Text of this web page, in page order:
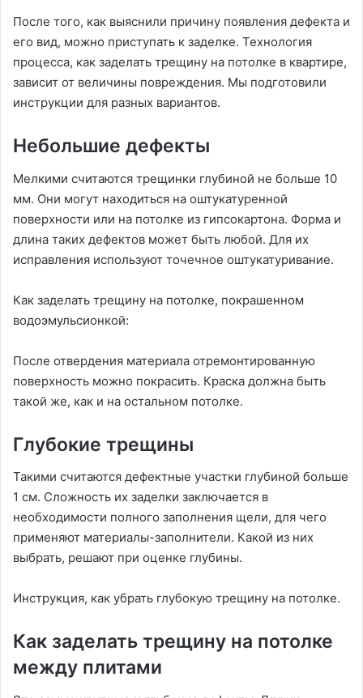
После того, как выяснили причину появления дефекта и
его вид, можно приступать к заделке. Технология
процесса, как заделать трещину на потолке в квартире,
зависит от величины повреждения. Мы подготовили
инструкции для разных вариантов.
Небольшие дефекты
Мелкими считаются трещинки глубиной не больше 10
мм. Они могут находиться на оштукатуренной
поверхности или на потолке из гипсокартона. Форма и
длина таких дефектов может быть любой. Для их
исправления используют точечное оштукатуривание.
Как заделать трещину на потолке, покрашенном
водоэмульсионкой:
После отвердения материала отремонтированную
поверхность можно покрасить. Краска должна быть
такой же, как и на остальном потолке.
Глубокие трещины
Такими считаются дефектные участки глубиной больше
1 см. Сложность их заделки заключается в
необходимости полного заполнения щели, для чего
применяют материалы-заполнители. Какой из них
выбрать, решают при оценке глубины.
Инструкция, как убрать глубокую трещину на потолке.
Как заделать трещину на потолке
между плитами